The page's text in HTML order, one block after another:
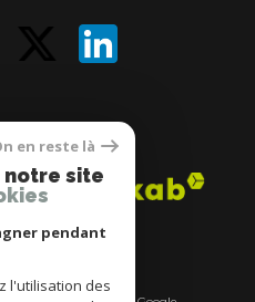
en reste là
notre site
pendant
l'utilisation des